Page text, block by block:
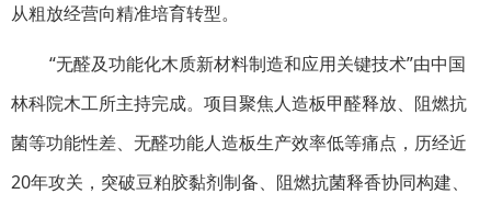
从粗放经营向精准培育转型。
“无醛及功能化木质新材料制造和应用关键技术”由中国
林科院木工所主持完成。项目聚焦人造板甲醛释放、阻燃抗
菌等功能性差、无醛功能人造板生产效率低等痛点，历经近
20年攻关，突破豆粕胶黏剂制备、阻燃抗菌释香协同构建、